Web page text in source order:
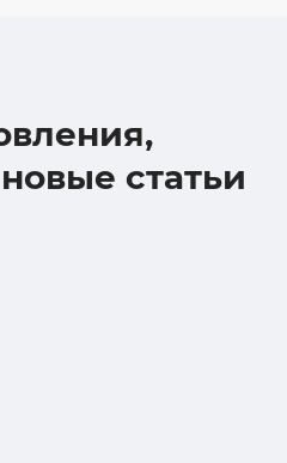
статьи